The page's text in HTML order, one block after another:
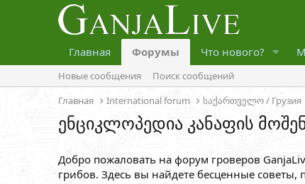
Главная Форумы Что нового?
Новые сообщения
Поиск сообщений
Главная
International forum საქართველო / Грузия
ენციკლოპედია კანაფის
Добро пожаловать на форум гроверов
грибов. Здесь вы найдете бесценные